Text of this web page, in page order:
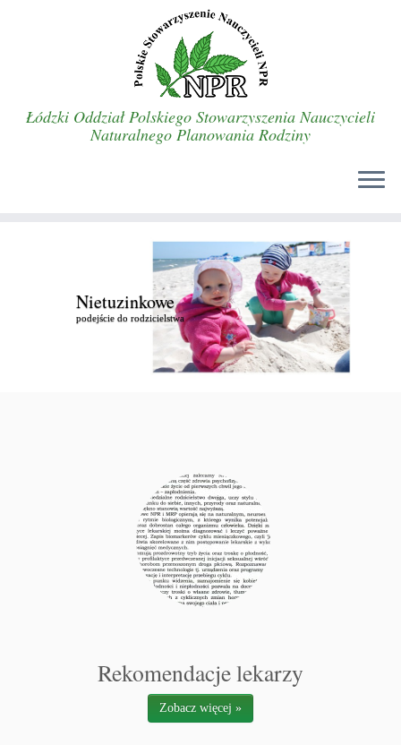
Łódzki Oddział Polskiego Stowarzyszenia Nauczycieli
Naturalnego Planowania Rodziny
Nietuzinkowe
podejście do rodzicielstwa
Rekomendacje lekarzy
Zobacz więcej »